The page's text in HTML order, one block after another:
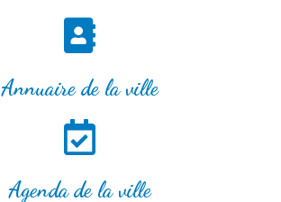
Annuaire de la ville
Agenda de la ville